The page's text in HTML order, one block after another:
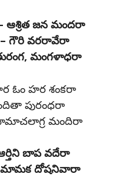
ఆశ్రిత జన మందరా
గౌరి వరరావేరా
మంగళాధరా
ఓం హర శంకరా
పురంధరా
హిమాచలాగ్ర మందిరా
బాప వదేరా
మామక దోషనివారా